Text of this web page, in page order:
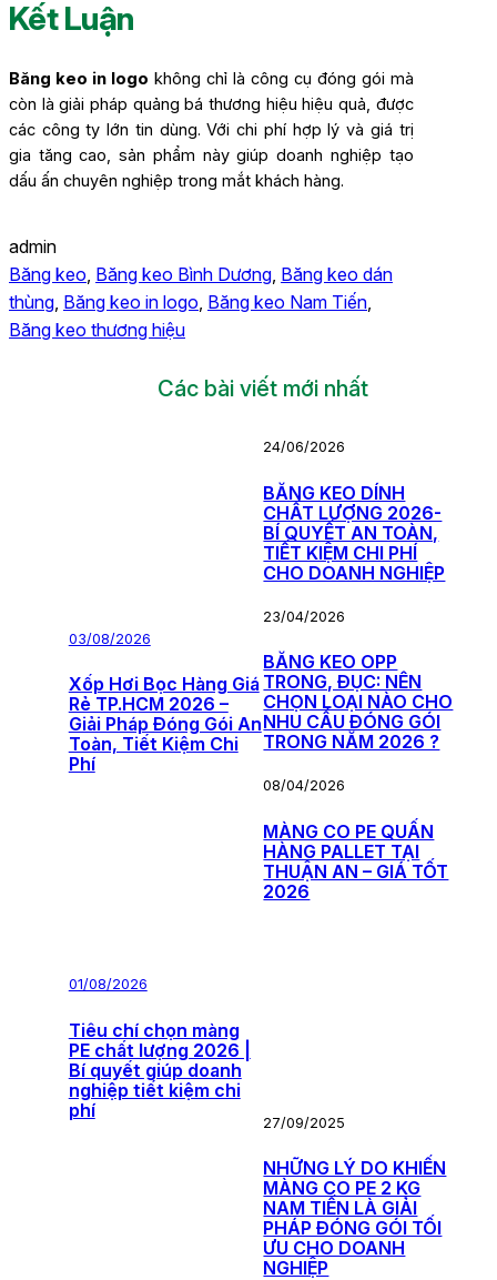
Kết Luận
Băng keo in logo không chỉ là công cụ đóng gói mà
còn là giải pháp quảng bá thương hiệu hiệu quả, được
các công ty lớn tin dùng. Với chi phí hợp lý và giá trị
gia tăng cao, sản phẩm này giúp doanh nghiệp tạo
dấu ấn chuyên nghiệp trong mắt khách hàng.
admin
Băng keo, Băng keo Bình Dương, Băng keo dán
thùng, Băng keo in logo, Băng keo Nam Tiến
Băng keo thương hiệu
Các bài viết mới nhất
03/08/2026
Xốp Hơi Bọc Hàng Giá
Rẻ TP.HCM 2026 –
Giải Pháp Đóng Gói An
Toàn, Tiết Kiệm Chi
Phí
01/08/2026
Tiêu chí chọn màng
PE chất lượng 2026 |
Bí quyết giúp doanh
nghiệp tiết kiệm chi
phí
24/06/2026
BĂNG KEO DÍNH
CHẤT LƯỢNG 2026-
BÍ QUYẾT AN TOÀN,
TIẾT KIỆM CHI PHÍ
CHO DOANH NGHIỆP
23/04/2026
BĂNG KEO OPP
TRONG, ĐỤC: NÊN
CHỌN LOẠI NÀO CHO
NHU CẦU ĐÓNG GÓI
TRONG NĂM 2026 ?
08/04/2026
MÀNG CO PE QUẤN
HÀNG PALLET TẠI
THUẬN AN – GIÁ TỐT
2026
27/09/2025
NHỮNG LÝ DO KHIẾN
MÀNG CO PE 2 KG
NAM TIẾN LÀ GIẢI
PHÁP ĐÓNG GÓI TỐI
ƯU CHO DOANH
NGHIỆP